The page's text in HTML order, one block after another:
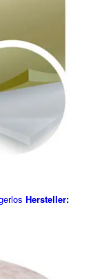
Hersteller: